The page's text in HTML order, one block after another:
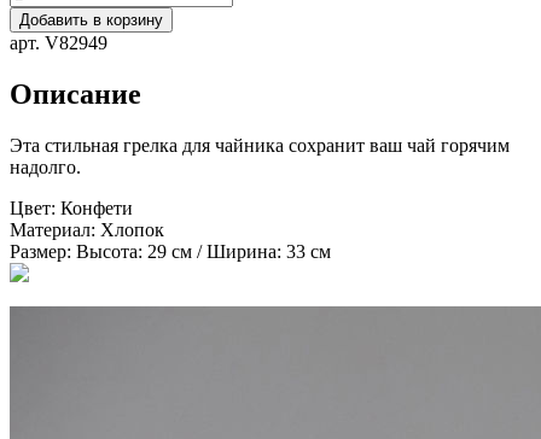
Добавить в корзину
арт. V82949
Описание
Эта стильная грелка для чайника сохранит ваш чай горячим
надолго.
Цвет: Конфети
Материал: Хлопок
Размер: Высота: 29 см / Ширина: 33 см